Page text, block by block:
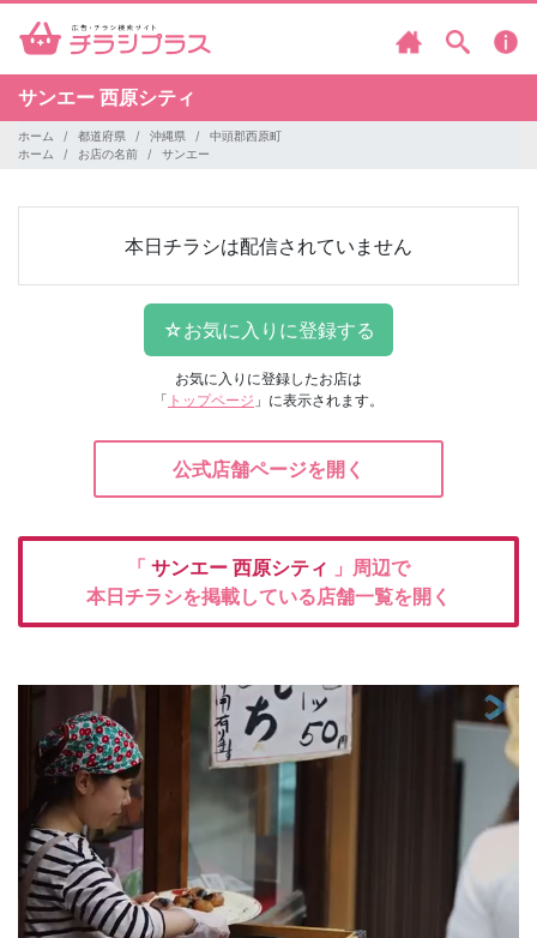
サンエー 西原シティ
ホーム 都道府県 沖縄県
中頭郡西原町
ホーム
お店の名前 サンエー
本日チラシは配信されていません
お気に入りに登録したお店は
「 トップページ 」に表示されます。
公式店舗ページを開く
「 サンエー 西原シティ 」周辺で
本日チラシを掲載している店舗一覧を開く